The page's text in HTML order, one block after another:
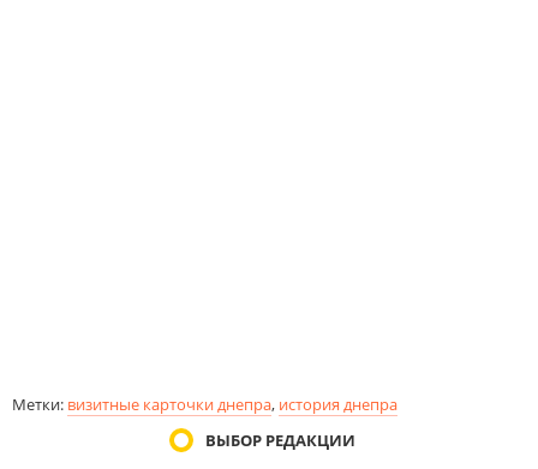
Метки: визитные карточки днепра, история днепра
ВЫБОР РЕДАКЦИИ